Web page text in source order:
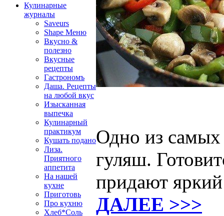
Кулинарные
журналы
Saveurs
Shape Меню
Вкусно &
полезно
Вкусные
рецепты
Гастрономъ
Даша. Рецепты
на любой вкус
Изысканная
выпечка
Кулинарный
практикум
Кушать подано
Лиза.
Приятного
аппетита
На нашей
кухне
Приготовь
Про кухню
Хлеб*Соль
Одно из
гуляш.
придают
ДАЛЕЕ >>>